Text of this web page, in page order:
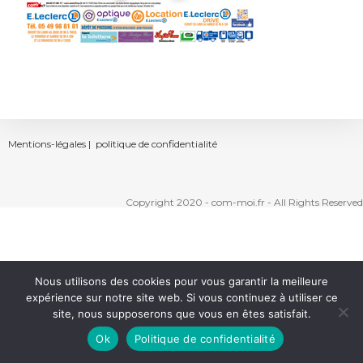
Mentions-légales | politique de confidentialité
Copyright 2020 - com-moi.fr - All Rights Reserved
Nous utilisons des cookies pour vous garantir la meilleure
expérience sur notre site web. Si vous continuez à utiliser ce
site, nous supposerons que vous en êtes satisfait.
Ok
Politique de confidentialité